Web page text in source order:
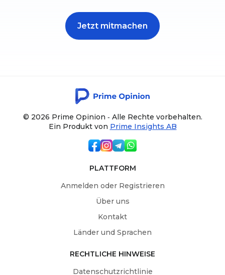
Jetzt mitmachen
© 2026 Prime Opinion ‐ Alle Rechte vorbehalten.
Ein Produkt von Prime Insights AB
PLATTFORM
Anmelden oder Registrieren
Über uns
Kontakt
Länder und Sprachen
RECHTLICHE HINWEISE
Datenschutzrichtlinie